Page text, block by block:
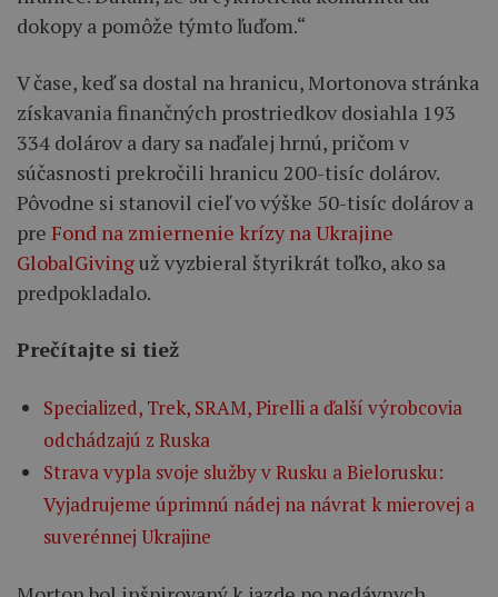
dokopy a pomôže týmto ľuďom.“
V čase, keď sa dostal na hranicu, Mortonova stránka
získavania finančných prostriedkov dosiahla 193
334 dolárov a dary sa naďalej hrnú, pričom v
súčasnosti prekročili hranicu 200-tisíc dolárov.
Pôvodne si stanovil cieľ vo výške 50-tisíc dolárov a
pre Fond na zmiernenie krízy na Ukrajine
GlobalGivinguž vyzbieral štyrikrát toľko, ako sa
predpokladalo.
Prečítajte si tiež
Specialized, Trek, SRAM, Pirelli a ďalší výrobcovia
odchádzajú z Ruska
Strava vypla svoje služby v Rusku a Bielorusku:
Vyjadrujeme úprimnú nádej na návrat k mierovej a
suverénnej Ukrajine